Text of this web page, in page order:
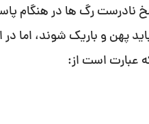
نادرست رگ ها در هنگام
پهن و باریک شوند، اما
عبارت است از: